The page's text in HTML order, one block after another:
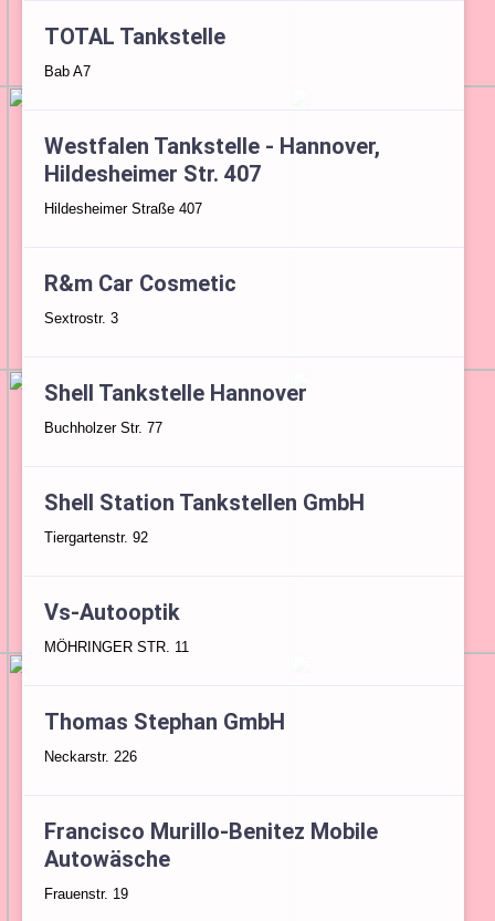
TOTAL Tankstelle
Bab A7
Westfalen Tankstelle - Hannover,
Hildesheimer Str. 407
Hildesheimer Straße 407
R&m Car Cosmetic
Sextrostr. 3
Shell Tankstelle Hannover
Buchholzer Str. 77
Shell Station Tankstellen GmbH
Tiergartenstr. 92
Vs-Autooptik
MÖHRINGER STR. 11
Thomas Stephan GmbH
Neckarstr. 226
Francisco Murillo-Benitez Mobile
Autowäsche
Frauenstr. 19